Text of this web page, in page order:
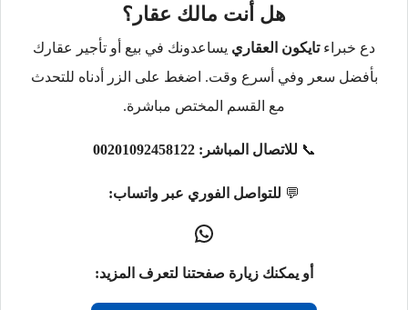
هل أنت مالك عقار؟
دع خبراءتايكون العقاري يساعدونك في بيع أو تأجير عقارك
بأفضل سعر وفي أسرع وقت. اضغط على الزر أدناه للتحدث
مع القسم المختص مباشرة.
📞 للاتصال المباشر: 00201092458122
💬 للتواصل الفوري عبر واتساب:
أو يمكنك زيارة صفحتنا لتعرف المزيد: